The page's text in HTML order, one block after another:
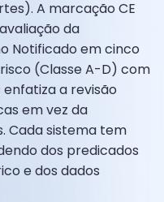
A marcação CE
da
Notificado em cinco
(Classe A-D) com
enfatiza a revisão
em vez da
Cada sistema tem
dos predicados
e dos dados